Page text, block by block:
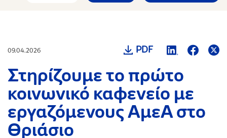
09.04.2026 PDF
Στηρίζουμε το πρώτο
κοινωνικό καφενείο με
εργαζόμενους ΑμεΑ στο
Θριάσιο